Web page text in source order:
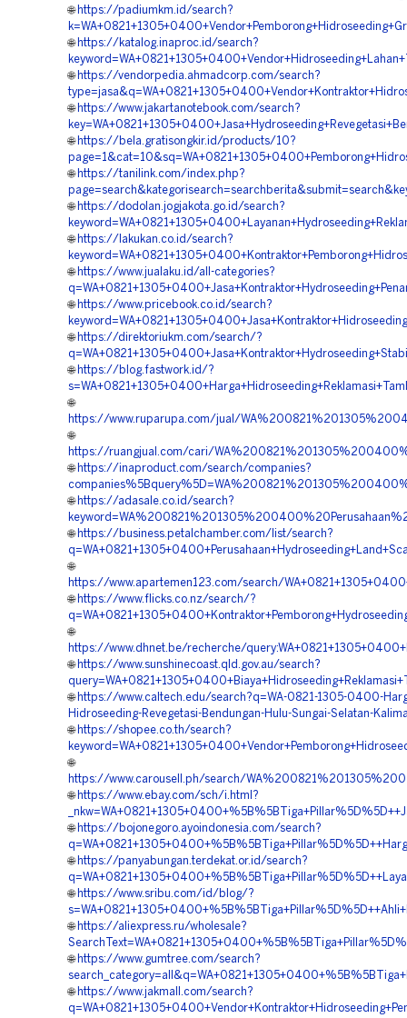
🌐 https://padiumkm.id/search?
🌐 https://katalog.inaproc.id/search?
🌐 https://vendorpedia.ahmadcorp.com/search?
🌐 https://www.jakartanotebook.com/search?
🌐 https://bela.gratisongkir.id/products/10?
🌐 https://tanilink.com/index.php?
🌐 https://dodolan.jogjakota.go.id/search?
🌐 https://lakukan.co.id/search?
🌐 https://www.jualaku.id/all-categories?
🌐 https://www.pricebook.co.id/search?
🌐 https://direktoriukm.com/search/?
🌐 https://blog.fastwork.id/?
🌐
https://www.ruparupa.com/jual/
🌐
https://ruangjual.com/cari/
🌐 https://inaproduct.com/search/companies?
🌐 https://adasale.co.id/search?
🌐 https://business.petalchamber.com/list/search?
🌐
https://www.apartemen123.com/search/
🌐 https://www.flicks.co.nz/search/?
🌐
https://www.dhnet.be/recherche/
🌐 https://www.sunshinecoast.qld.gov.au/search?
🌐 https://www.caltech.edu/search?q=WA-0821-1305-0400-
Hidroseeding-Revegetasi-Bendungan-Hulu-Sungai-Selatan-
🌐 https://shopee.co.th/search?
🌐
https://www.carousell.ph/search/
🌐 https://www.ebay.com/sch/i.html?
🌐 https://bojonegoro.ayoindonesia.com/search?
🌐 https://panyabungan.terdekat.or.id/search?
🌐 https://www.sribu.com/id/blog/?
🌐 https://aliexpress.ru/wholesale?
🌐 https://www.gumtree.com/search?
🌐 https://www.jakmall.com/search?